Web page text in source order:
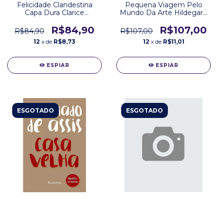
Felicidade Clandestina
Capa Dura Clarice
R$84,90
R$84,90
12 x de R$8,73
ESPIAR
Pequena Viagem Pelo
Mundo Da Arte Hildegard
R$107,00
R$107,00
12 x de R$11,01
ESPIAR
ESGOTADO ESGOTADO